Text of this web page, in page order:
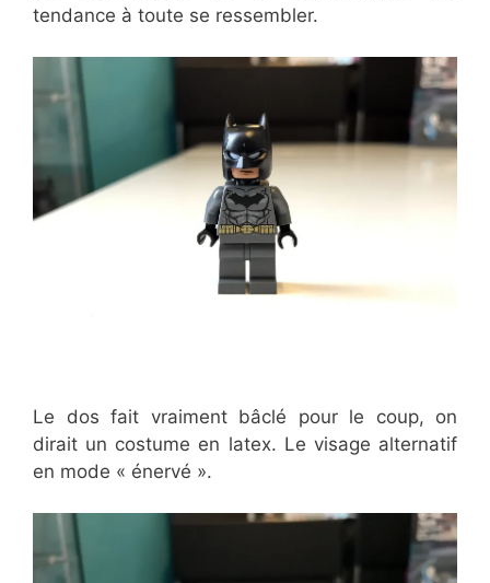
tendance à toute se ressembler.
Le dos fait vraiment bâclé pour le coup, on
dirait un costume en latex. Le visage alternatif
en mode « énervé ».